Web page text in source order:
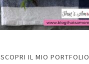
SCOPRI IL MIO PORTFOLIO